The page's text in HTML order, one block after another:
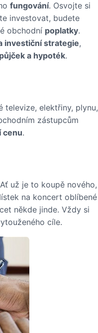
fungování. Osvojte si
investovat, budete
obchodní poplatky.
investiční strategie,
a hypoték.
televize, elektřiny, plynu,
zástupcům
cenu.
už je to koupě nového,
na koncert oblíbené
někde jinde. Vždy si
cíle.